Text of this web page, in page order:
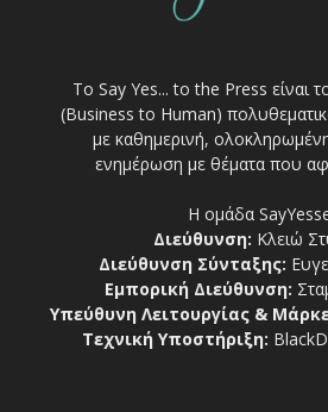
Το Say Yes... to the Press είναι
(Business to Human)
με καθημερινή, ολοκληρωμένη
ενημέρωση με θέματα που
Η ομάδα
Διεύθυνση: Κλειώ
Διεύθυνση Σύνταξης:
Εμπορική Διεύθυνση:
Υπεύθυνη Λειτουργίας &
Τεχνική Υποστήριξη: